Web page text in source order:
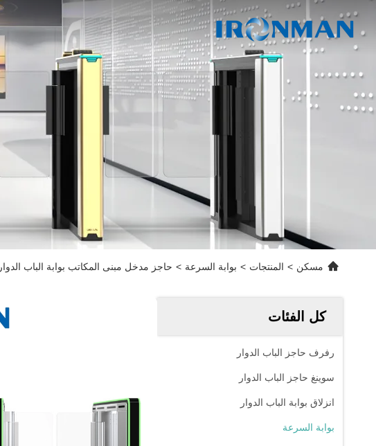
مسكن > المنتجات > بوابة السرعة > حاجز مدخل مبنى المكاتب بوابة الباب الدوار AC220V 50Hz المضادة للتدخل
كل الفئات
رفرف حاجز الباب الدوار
سوينغ حاجز الباب الدوار
انزلاق بوابة الباب الدوار
بوابة السرعة